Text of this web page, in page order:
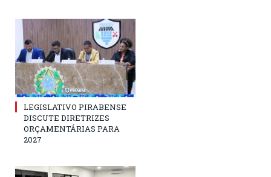
LEGISLATIVO PIRABENSE
DISCUTE DIRETRIZES
ORÇAMENTÁRIAS PARA
2027